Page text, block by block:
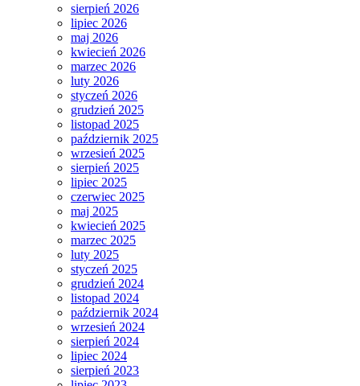
sierpień 2026
lipiec 2026
maj 2026
kwiecień 2026
marzec 2026
luty 2026
styczeń 2026
grudzień 2025
listopad 2025
październik 2025
wrzesień 2025
sierpień 2025
lipiec 2025
czerwiec 2025
maj 2025
kwiecień 2025
marzec 2025
luty 2025
styczeń 2025
grudzień 2024
listopad 2024
październik 2024
wrzesień 2024
sierpień 2024
lipiec 2024
sierpień 2023